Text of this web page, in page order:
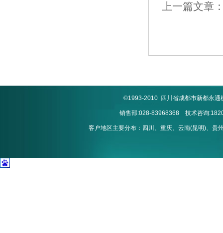
上一篇文章
©1993-2010 四川省成都市新都永
销售部:028-83968368 技术咨询
客户地区主要分布：四川、重庆、云南(昆明)、贵